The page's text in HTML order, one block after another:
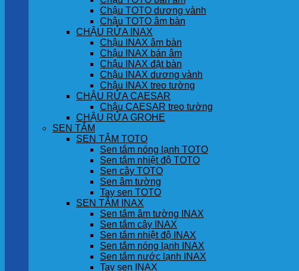
Chậu TOTO dương vành
Chậu TOTO âm bàn
CHẬU RỬA INAX
Chậu INAX âm bàn
Chậu INAX bán âm
Chậu INAX đặt bàn
Chậu INAX dương vành
Chậu INAX treo tường
CHẬU RỬA CAESAR
Chậu CAESAR treo tường
CHẬU RỬA GROHE
SEN TẮM
SEN TẮM TOTO
Sen tắm nóng lạnh TOTO
Sen tắm nhiệt độ TOTO
Sen cây TOTO
Sen âm tường
Tay sen TOTO
SEN TẮM INAX
Sen tắm âm tường INAX
Sen tắm cây INAX
Sen tắm nhiệt độ INAX
Sen tắm nóng lạnh INAX
Sen tắm nước lạnh INAX
Tay sen INAX